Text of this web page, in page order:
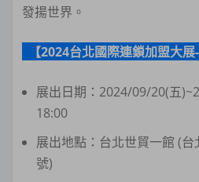
發揚世界。
【2024台北國際連鎖加盟大展-
展出日期：2024/09/20(五
18:00
展出地點：台北世貿一館 (
號)